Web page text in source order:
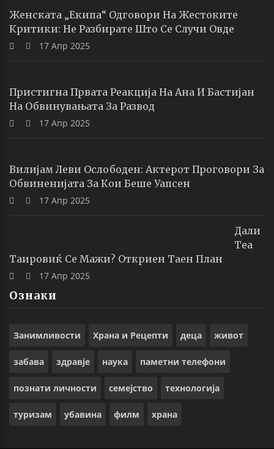
Женската „екипа“ Одговори На Жестоките
Критики: Не Разбирате Што Се Случи Овде
17 Апр 2025
Пристигна Првата Реакција На Ана И Бастијан
На Обвинувањата За Развод
17 Апр 2025
Вилијам Леви Ослободен: Актерот Проговори За
Обвиненијата За Кои Беше Уапсен
17 Апр 2025
Дали
Теа
Таировиќ Се Мажи? Откриен Таен План
17 Апр 2025
Ознаки
Занимливости Храна и Рецепти деца живот
забава здравје наука паметни телефони
познати личности семејство технологија
туризам убавина филм храна